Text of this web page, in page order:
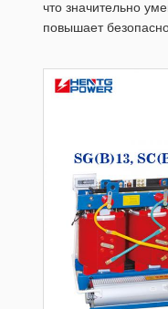
что значительно
повышает